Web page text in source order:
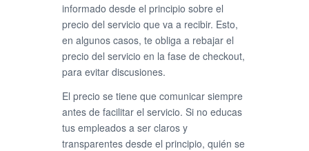
informado desde el principio sobre el
precio del servicio que va a recibir. Esto,
en algunos casos, te obliga a rebajar el
precio del servicio en la fase de checkout,
para evitar discusiones.
El precio se tiene que comunicar siempre
antes de facilitar el servicio. Si no educas
tus empleados a ser claros y
transparentes desde el principio, quién se